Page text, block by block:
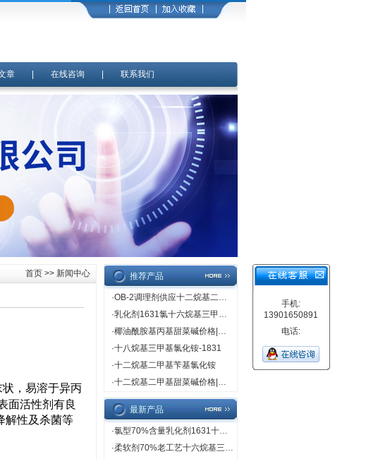
章| 在线咨询 联系我们
手机:
13901650891
电话:
首页 >> 新闻中心
，易溶于异丙
面活性剂有良
解性及杀菌等
推荐产品
·OB-2调理剂供应十二烷基二甲基氧化胺
·乳化剂1631氯十六烷基三甲基氯化铵价格直销
·椰油酰胺基丙基甜菜碱价格|直销
·十八烷基三甲基氯化铵-1831
·十二烷基二甲基苄基氯化铵
·十二烷基二甲基甜菜碱价格|直销
最新产品
·氯型70%含量乳化剂1631十六烷基三甲基氯（溴）化铵
·柔软剂70%老工艺十六烷基三甲基溴化铵（1631溴型）